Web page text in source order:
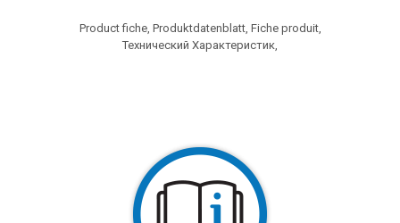
Product fiche, Produktdatenblatt, Fiche produit,
Технический Характеристик,